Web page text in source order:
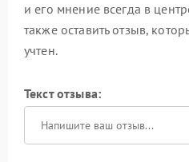
и его мнение всегда в
также оставить отзыв,
учтен.
Текст отзыва: